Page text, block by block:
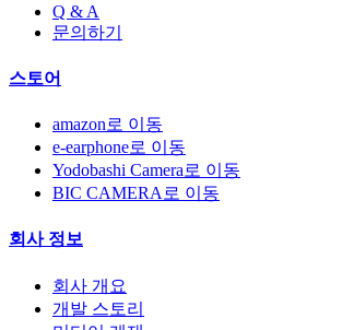
Q & A
문의하기
스토어
amazon로 이동
e-earphone로 이동
Yodobashi Camera로 이동
BIC CAMERA로 이동
회사 정보
회사 개요
개발 스토리